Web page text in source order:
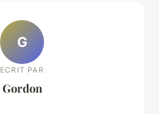
G
ECRIT PAR
Gordon